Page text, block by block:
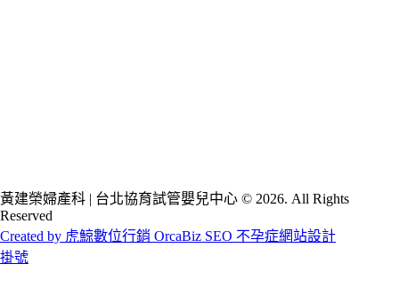
黃建榮婦產科 | 台北協育試管嬰兒中心 © 2026. All Rights
Reserved
Created by 虎鯨數位行銷 OrcaBiz SEO 不孕症網站設計
掛號